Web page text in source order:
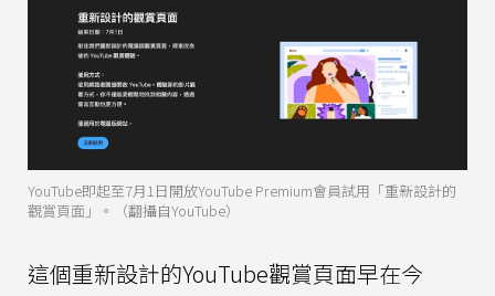
YouTube即起至7月1日開放YouTube Premium會員試用「重新設計的
觀賞頁面」。（翻攝自YouTube）
這個重新設計的YouTube觀賞頁面早在今